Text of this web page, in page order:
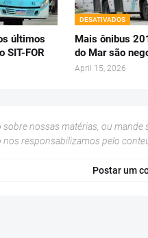
últimos
SIT-FOR
DESATIVADOS
Mais ônibus
do Mar são
April 15, 2026
sobre nossas matérias, ou mande
nos responsabilizamos pelo
Postar um